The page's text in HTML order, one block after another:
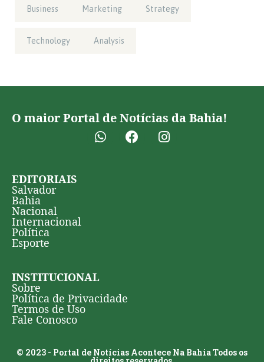
Business Marketing Strategy
Technology Analysis
O maior Portal de Notícias da Bahia!
EDITORIAIS
Salvador
Bahia
Nacional
Internacional
Política
Esporte
INSTITUCIONAL
Sobre
Política de Privacidade
Termos de Uso
Fale Conosco
© 2023 - Portal de Notícias Acontece Na Bahia Todos os